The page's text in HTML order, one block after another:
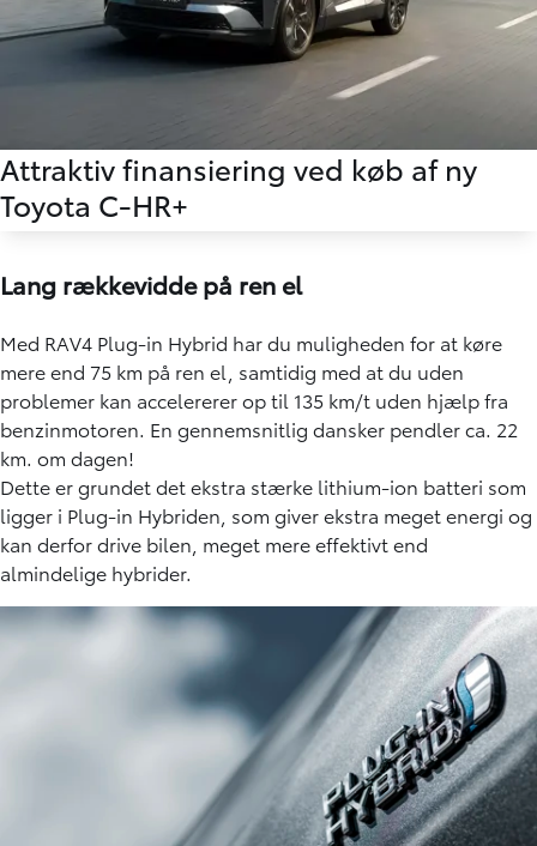
Attraktiv finansiering ved køb af ny
Toyota C-HR+
Lang rækkevidde på ren el
Med RAV4 Plug-in Hybrid har du muligheden for at køre
mere end 75 km på ren el, samtidig med at du uden
problemer kan accelererer op til 135 km/t uden hjælp fra
benzinmotoren. En gennemsnitlig dansker pendler ca. 22
km. om dagen!
Dette er grundet det ekstra stærke lithium-ion batteri som
ligger i Plug-in Hybriden, som giver ekstra meget energi og
kan derfor drive bilen, meget mere effektivt end
almindelige hybrider.